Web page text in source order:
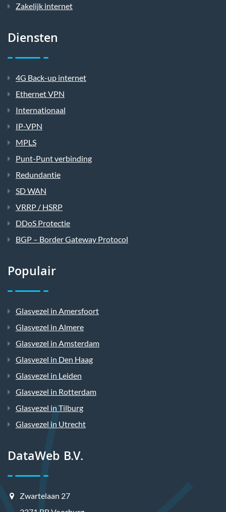
Zakelijk internet
Diensten
4G Back-up internet
Ethernet VPN
Internationaal
IP-VPN
MPLS
Punt-Punt verbinding
Redundantie
SD WAN
VRRP / HSRP
DDoS Protectie
BGP – Border Gateway Protocol
Populair
Glasvezel in Amersfoort
Glasvezel in Almere
Glasvezel in Amsterdam
Glasvezel in Den Haag
Glasvezel in Leiden
Glasvezel in Rotterdam
Glasvezel in Tilburg
Glasvezel in Utrecht
DataWeb B.V.
Zwartelaan 27